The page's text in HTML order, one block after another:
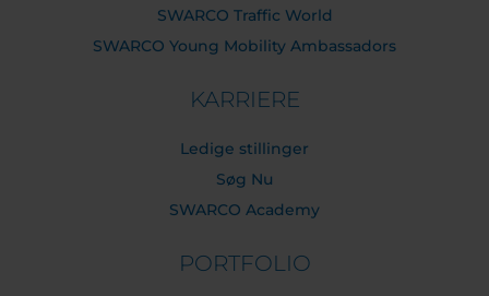
SWARCO Traffic World
SWARCO Young Mobility Ambassadors
KARRIERE
Ledige stillinger
Søg Nu
SWARCO Academy
PORTFOLIO